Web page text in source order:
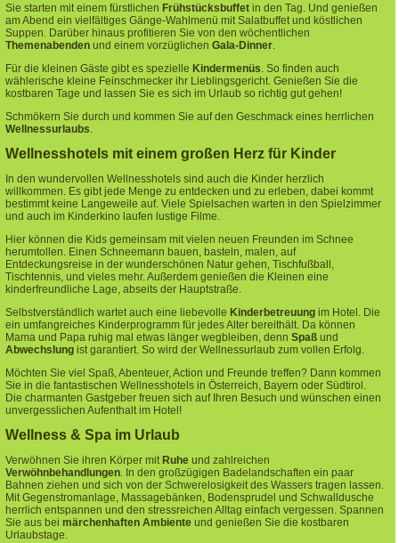
Sie starten mit einem fürstlichen Frühstücksbuffet in den Tag. Und genießen
am Abend ein vielfältiges Gänge-Wahlmenü mit Salatbuffet und köstlichen
Suppen. Darüber hinaus profitieren Sie von den wöchentlichen
Themenabenden und einem vorzüglichen Gala-Dinner
Für die kleinen Gäste gibt es spezielle Kindermenüs . So finden auch
wählerische kleine Feinschmecker ihr Lieblingsgericht. Genießen Sie die
kostbaren Tage und lassen Sie es sich im Urlaub so richtig gut gehen!
Schmökern Sie durch und kommen Sie auf den Geschmack eines herrlichen
Wellnessurlaubs
Wellnesshotels mit einem großen Herz für Kinder
In den wundervollen Wellnesshotels sind auch die Kinder herzlich
willkommen. Es gibt jede Menge zu entdecken und zu erleben, dabei kommt
bestimmt keine Langeweile auf. Viele Spielsachen warten in den Spielzimmer
und auch im Kinderkino laufen lustige Filme.
Hier können die Kids gemeinsam mit vielen neuen Freunden im Schnee
herumtollen. Einen Schneemann bauen, basteln, malen, auf
Entdeckungsreise in der wunderschönen Natur gehen, Tischfußball,
Tischtennis, und vieles mehr. Außerdem genießen die Kleinen eine
kinderfreundliche Lage, abseits der Hauptstraße.
Selbstverständlich wartet auch eine liebevolle Kinderbetreuung im Hotel. Die
ein umfangreiches Kinderprogramm für jedes Alter bereithält. Da können
Mama und Papa ruhig mal etwas länger wegbleiben, denn Spaß und
Abwechslung ist garantiert. So wird der Wellnessurlaub zum vollen Erfolg.
Möchten Sie viel Spaß, Abenteuer, Action und Freunde treffen? Dann kommen
Sie in die fantastischen Wellnesshotels in Österreich, Bayern oder Südtirol.
Die charmanten Gastgeber freuen sich auf Ihren Besuch und wünschen einen
unvergesslichen Aufenthalt im Hotel!
Wellness & Spa im Urlaub
Verwöhnen Sie ihren Körper mit Ruhe und zahlreichen
Verwöhnbehandlungen . In den großzügigen Badelandschaften ein paar
Bahnen ziehen und sich von der Schwerelosigkeit des Wassers tragen lassen.
Mit Gegenstromanlage, Massagebänken, Bodensprudel und Schwalldusche
herrlich entspannen und den stressreichen Alltag einfach vergessen. Spannen
Sie aus bei märchenhaften Ambiente und genießen Sie die kostbaren
Urlaubstage.